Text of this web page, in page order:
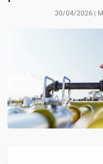
30/04/2026 |